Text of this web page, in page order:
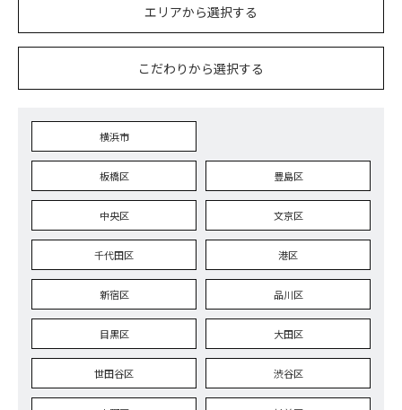
エリアから選択する
こだわりから選択する
横浜市
板橋区 豊島区
中央区 文京区
千代田区 港区
新宿区 品川区
目黒区 大田区
世田谷区 渋谷区